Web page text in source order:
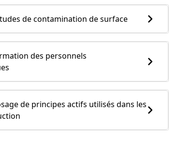
de contamination de surface
des personnels
de principes actifs utilisés dans les